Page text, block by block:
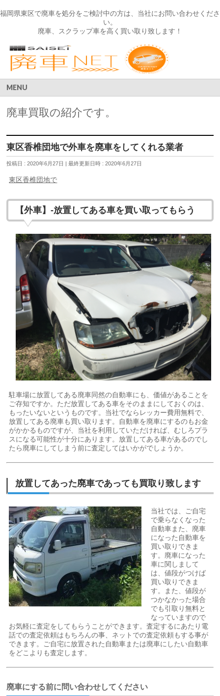
福岡県東区で廃車を処分をご検討中の方は、当社にお問い合わせくださ
い。
廃車、スクラップ車を高く買い取り致します！
MENU
廃車買取の紹介です。
東区香椎団地で外車を廃車をしてくれる業者
投稿日 : 2020年6月27日 最終更新日時 : 2020年6月27日
東区香椎団地で
【外車】-放置してある車を買い取ってもらう
駐車場に放置してある廃車同然の自動車にも、価値があることを
ご存知ですか。ただ放置してある車をそのままにしておくのは、
もったいないというものです。当社でならレッカー費用無料で、
放置してある廃車も買い取ります。自動車を廃車にするのもお金
がかかるものですが、当社を利用していただければ、むしろプラ
スになる可能性が十分にあります。放置してある車があるのでし
たら廃車にしてしまう前に査定してはいかがでしょうか。
放置してあった廃車であっても買取り致します
当社では、ご自宅
で乗らなくなった
自動車また、廃車
になった自動車を
買い取りできま
す。廃車になった
車に関しまして
は、値段がつけば
買い取りできま
す。また、値段が
つかなかった場合
でも引取り無料と
なっていますので
お気軽に査定をしてもらうことができます。査定するにあたり電
話での査定依頼はもちろんの事、ネットでの査定依頼もする事が
できます。ご自宅に放置された自動車または廃車にしたい自動車
をどこよりも査定します。
廃車にする前に問い合わせしてください